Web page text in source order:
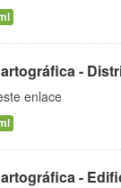
-
enlace
-